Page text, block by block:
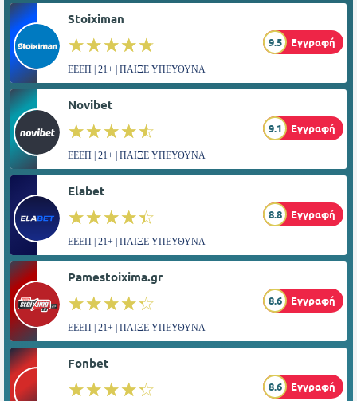
Stoiximan
☆☆☆☆☆
★★★★★ 9.5 Εγγραφή
ΕΕΕΠ | 21+ | ΠΑΙΞΕ ΥΠΕΥΘΥΝΑ
Novibet
☆☆☆☆☆
★★★★★ 9.1 Εγγραφή
ΕΕΕΠ | 21+ | ΠΑΙΞΕ ΥΠΕΥΘΥΝΑ
Elabet
☆☆☆☆☆
★★★★★ 8.8 Εγγραφή
ΕΕΕΠ | 21+ | ΠΑΙΞΕ ΥΠΕΥΘΥΝΑ
Pamestoixima.gr
☆☆☆☆☆
★★★★★ 8.6 Εγγραφή
ΕΕΕΠ | 21+ | ΠΑΙΞΕ ΥΠΕΥΘΥΝΑ
Fonbet
☆☆☆☆☆
★★★★★ 8.6 Εγγραφή